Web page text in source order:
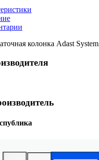
колонка Adast System